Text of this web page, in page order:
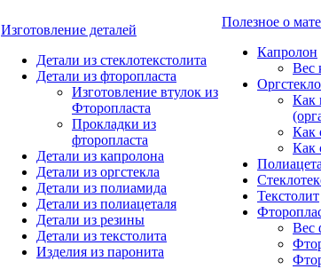
Изготовление деталей
Детали из стеклотекстолита
Детали из фторопласта
Изготовление втулок из
Фторопласта
Прокладки из
фторопласта
Детали из капролона
Детали из оргстекла
Детали из полиамида
Детали из полиацеталя
Детали из резины
Детали из текстолита
Изделия из паронита
Полезное о
Капролон
Вес
Оргстекло
Как
Как
Как
Текстолит
Вес